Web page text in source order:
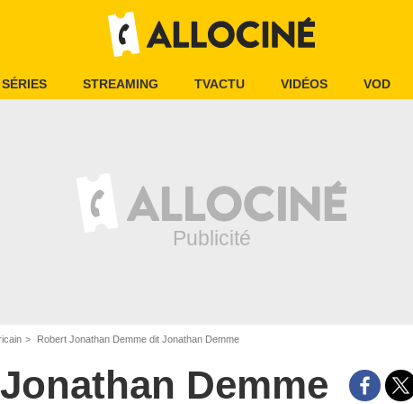
SÉRIES STREAMING TVACTU VIDÉOS VOD
Robert Jonathan Demme dit Jonathan Demme
Jonathan Demme